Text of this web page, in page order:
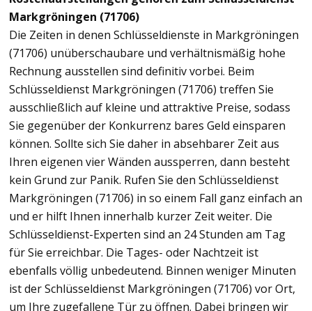
Markgröningen (71706)
Die Zeiten in denen Schlüsseldienste in Markgröningen
(71706) unüberschaubare und verhältnismäßig hohe
Rechnung ausstellen sind definitiv vorbei. Beim
Schlüsseldienst Markgröningen (71706) treffen Sie
ausschließlich auf kleine und attraktive Preise, sodass
Sie gegenüber der Konkurrenz bares Geld einsparen
können. Sollte sich Sie daher in absehbarer Zeit aus
Ihren eigenen vier Wänden aussperren, dann besteht
kein Grund zur Panik. Rufen Sie den Schlüsseldienst
Markgröningen (71706) in so einem Fall ganz einfach an
und er hilft Ihnen innerhalb kurzer Zeit weiter. Die
Schlüsseldienst-Experten sind an 24 Stunden am Tag
für Sie erreichbar. Die Tages- oder Nachtzeit ist
ebenfalls völlig unbedeutend. Binnen weniger Minuten
ist der Schlüsseldienst Markgröningen (71706) vor Ort,
um Ihre zugefallene Tür zu öffnen. Dabei bringen wir